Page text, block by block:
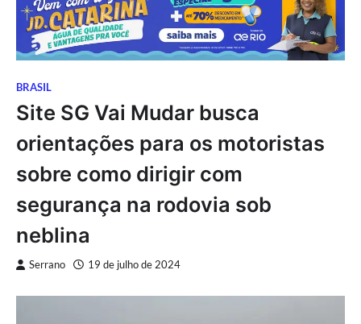
BRASIL
Site SG Vai Mudar busca
orientações para os motoristas
sobre como dirigir com
segurança na rodovia sob
neblina
Serrano 19 de julho de 2024